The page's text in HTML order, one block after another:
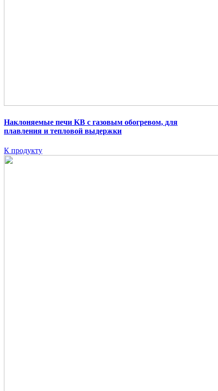
Наклоняемые печи KB с газовым обогревом, для
плавления и тепловой выдержки
К продукту